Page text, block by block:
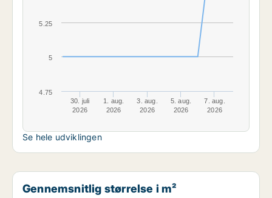
30. juli
2026
1. aug.
2026
3. aug.
2026
5. aug.
2026
7. aug.
2026
5
4.75
5.25
Se hele udviklingen
Gennemsnitlig størrelse i m²